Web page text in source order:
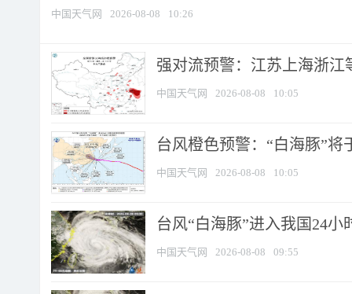
中国天气网 2026-08-08 10:26
强对流预警：江苏上海浙江
中国天气网 2026-08-08 10:05
台风橙色预警：“白海豚”将
中国天气网 2026-08-08 10:05
台风“白海豚”进入我国24
中国天气网 2026-08-08 09:55